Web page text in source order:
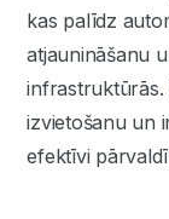
kas palīdz
atjaunināšanu
infrastruktūrās.
izvietošanu un
efektīvi